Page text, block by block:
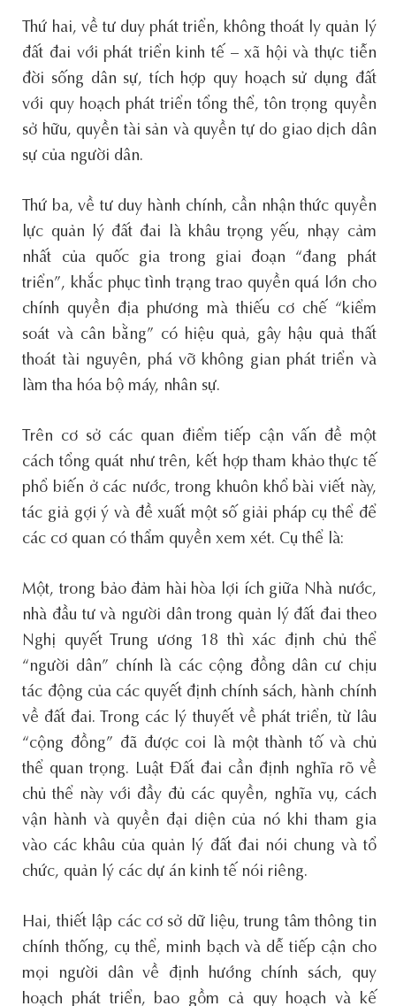
Thứ hai, về tư duy phát triển, không thoát ly quản lý
đất đai với phát triển kinh tế – xã hội và thực tiễn
đời sống dân sự, tích hợp quy hoạch sử dụng đất
với quy hoạch phát triển tổng thể, tôn trọng quyền
sở hữu, quyền tài sản và quyền tự do giao dịch dân
sự của người dân.
Thứ ba, về tư duy hành chính, cần nhận thức quyền
lực quản lý đất đai là khâu trọng yếu, nhạy cảm
nhất của quốc gia trong giai đoạn “đang phát
triển”, khắc phục tình trạng trao quyền quá lớn cho
chính quyền địa phương mà thiếu cơ chế “kiểm
soát và cân bằng” có hiệu quả, gây hậu quả thất
thoát tài nguyên, phá vỡ không gian phát triển và
làm tha hóa bộ máy, nhân sự.
Trên cơ sở các quan điểm tiếp cận vấn đề một
cách tổng quát như trên, kết hợp tham khảo thực tế
phổ biến ở các nước, trong khuôn khổ bài viết này,
tác giả gợi ý và đề xuất một số giải pháp cụ thể để
các cơ quan có thẩm quyền xem xét. Cụ thể là:
Một, trong bảo đảm hài hòa lợi ích giữa Nhà nước,
nhà đầu tư và người dân trong quản lý đất đai theo
Nghị quyết Trung ương 18 thì xác định chủ thể
“người dân” chính là các cộng đồng dân cư chịu
tác động của các quyết định chính sách, hành chính
về đất đai. Trong các lý thuyết về phát triển, từ lâu
“cộng đồng” đã được coi là một thành tố và chủ
thể quan trọng. Luật Đất đai cần định nghĩa rõ về
chủ thể này với đầy đủ các quyền, nghĩa vụ, cách
vận hành và quyền đại diện của nó khi tham gia
vào các khâu của quản lý đất đai nói chung và tổ
chức, quản lý các dự án kinh tế nói riêng.
Hai, thiết lập các cơ sở dữ liệu, trung tâm thông tin
chính thống, cụ thể, minh bạch và dễ tiếp cận cho
mọi người dân về định hướng chính sách, quy
hoạch phát triển, bao gồm cả quy hoạch và kế